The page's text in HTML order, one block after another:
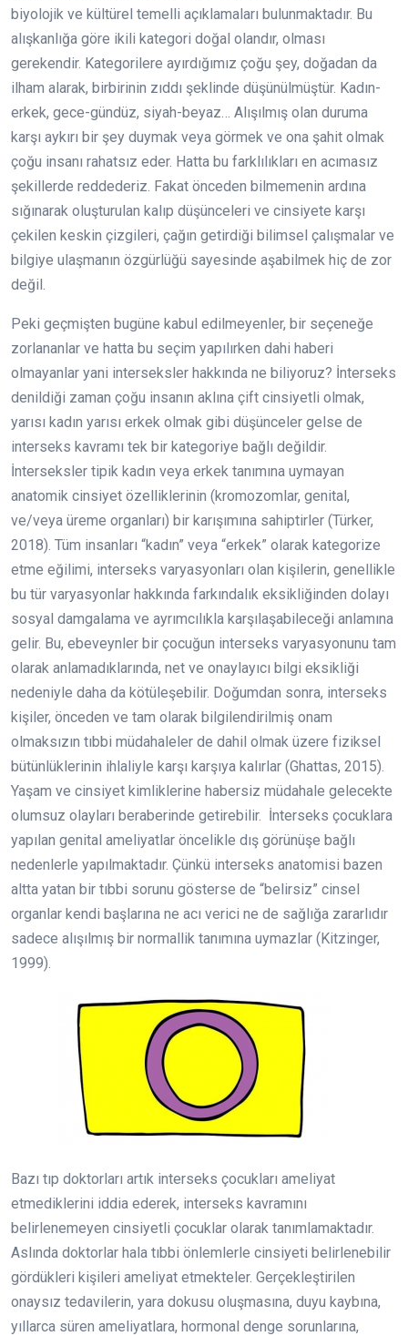
biyolojik ve kültürel temelli açıklamaları bulunmaktadır. Bu
alışkanlığa göre ikili kategori doğal olandır, olması
gerekendir. Kategorilere ayırdığımız çoğu şey, doğadan da
ilham alarak, birbirinin zıddı şeklinde düşünülmüştür. Kadın-
erkek, gece-gündüz, siyah-beyaz… Alışılmış olan duruma
karşı aykırı bir şey duymak veya görmek ve ona şahit olmak
çoğu insanı rahatsız eder. Hatta bu farklılıkları en acımasız
şekillerde reddederiz. Fakat önceden bilmemenin ardına
sığınarak oluşturulan kalıp düşünceleri ve cinsiyete karşı
çekilen keskin çizgileri, çağın getirdiği bilimsel çalışmalar ve
bilgiye ulaşmanın özgürlüğü sayesinde aşabilmek hiç de zor
değil.
Peki geçmişten bugüne kabul edilmeyenler, bir seçeneğe
zorlananlar ve hatta bu seçim yapılırken dahi haberi
olmayanlar yani interseksler hakkında ne biliyoruz? İnterseks
denildiği zaman çoğu insanın aklına çift cinsiyetli olmak,
yarısı kadın yarısı erkek olmak gibi düşünceler gelse de
interseks kavramı tek bir kategoriye bağlı değildir.
İnterseksler tipik kadın veya erkek tanımına uymayan
anatomik cinsiyet özelliklerinin (kromozomlar, genital,
ve/veya üreme organları) bir karışımına sahiptirler (Türker,
2018). Tüm insanları “kadın” veya “erkek” olarak kategorize
etme eğilimi, interseks varyasyonları olan kişilerin, genellikle
bu tür varyasyonlar hakkında farkındalık eksikliğinden dolayı
sosyal damgalama ve ayrımcılıkla karşılaşabileceği anlamına
gelir. Bu, ebeveynler bir çocuğun interseks varyasyonunu tam
olarak anlamadıklarında, net ve onaylayıcı bilgi eksikliği
nedeniyle daha da kötüleşebilir. Doğumdan sonra, interseks
kişiler, önceden ve tam olarak bilgilendirilmiş onam
olmaksızın tıbbi müdahaleler de dahil olmak üzere fiziksel
bütünlüklerinin ihlaliyle karşı karşıya kalırlar (Ghattas, 2015).
Yaşam ve cinsiyet kimliklerine habersiz müdahale gelecekte
olumsuz olayları beraberinde getirebilir. İnterseks çocuklara
yapılan genital ameliyatlar öncelikle dış görünüşe bağlı
nedenlerle yapılmaktadır. Çünkü interseks anatomisi bazen
altta yatan bir tıbbi sorunu gösterse de “belirsiz” cinsel
organlar kendi başlarına ne acı verici ne de sağlığa zararlıdır
sadece alışılmış bir normallik tanımına uymazlar (Kitzinger,
1999).
Bazı tıp doktorları artık interseks çocukları ameliyat
etmediklerini iddia ederek, interseks kavramını
belirlenemeyen cinsiyetli çocuklar olarak tanımlamaktadır.
Aslında doktorlar hala tıbbi önlemlerle cinsiyeti belirlenebilir
gördükleri kişileri ameliyat etmekteler. Gerçekleştirilen
onaysız tedavilerin, yara dokusu oluşmasına, duyu kaybına,
yıllarca süren ameliyatlara, hormonal denge sorunlarına,